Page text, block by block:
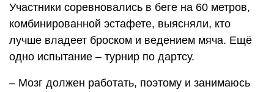
Участники соревновались в беге на 60 метров,
комбинированной эстафете, выясняли, кто
лучше владеет броском и ведением мяча. Ещё
одно испытание – турнир по дартсу.
– Мозг должен работать, поэтому и занимаюсь